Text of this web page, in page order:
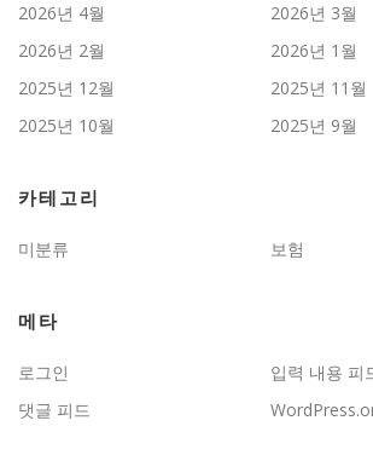
2026년 4월
2026년 3월
2026년 2월
2026년 1월
2025년 12월
2025년 11월
2025년 10월
2025년 9월
카테고리
미분류 보험
메타
로그인
입력 내용 피
댓글 피드